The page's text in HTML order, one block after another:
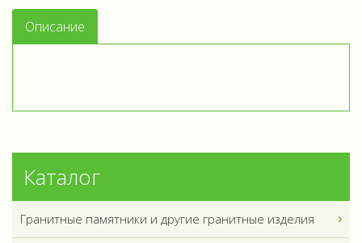
Описание
Каталог
Гранитные памятники и другие гранитные изделия